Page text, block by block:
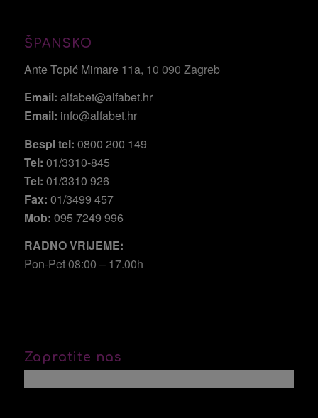
ŠPANSKO
Ante Topić Mimare 11a, 10 090 Zagreb
Email: alfabet@alfabet.hr
Email: info@alfabet.hr
Bespl tel: 0800 200 149
Tel: 01/3310-845
Tel: 01/3310 926
Fax: 01/3499 457
Mob: 095 7249 996
RADNO VRIJEME:
Pon-Pet 08:00 – 17.00h
Zapratite nas